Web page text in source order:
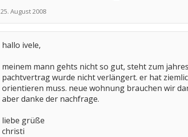
25. August 2008
hallo ivele,
meinem mann gehts nicht so gut, steht zum
pachtvertrag wurde nicht verlängert. er hat
orientieren muss. neue wohnung brauchen wir
aber danke der nachfrage.
liebe grüße
christi